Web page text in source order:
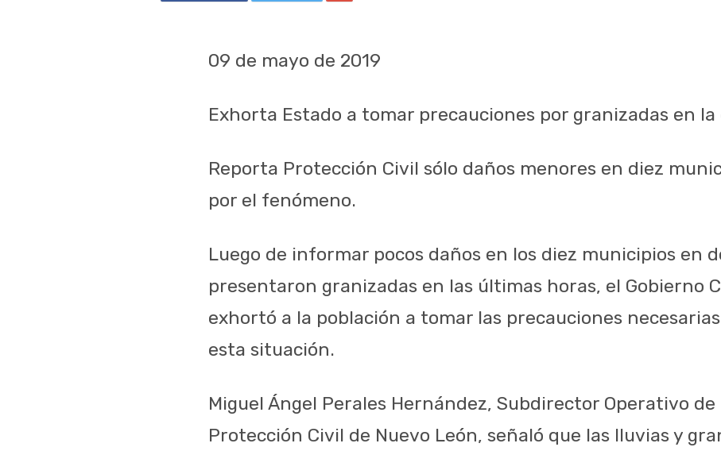
09 de mayo de 2019
Exhorta Estado a tomar precauciones por granizadas en
Reporta Protección Civil sólo daños menores en diez
por el fenómeno.
Luego de informar pocos daños en los diez municipios en
presentaron granizadas en las últimas horas, el Gobierno
exhortó a la población a tomar las precauciones
esta situación.
Miguel Ángel Perales Hernández, Subdirector Operativo
Protección Civil de Nuevo León, señaló que las lluvias y